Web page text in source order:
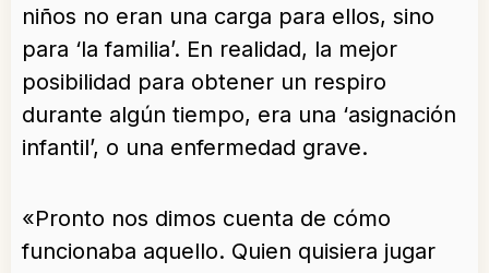
niños no eran una carga para ellos, sino
para ‘la familia’. En realidad, la mejor
posibilidad para obtener un respiro
durante algún tiempo, era una ‘asignación
infantil’, o una enfermedad grave.
«Pronto nos dimos cuenta de cómo
funcionaba aquello. Quien quisiera jugar